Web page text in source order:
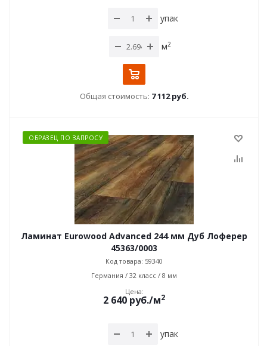
упак
м2
Общая стоимость: 7 112 руб.
ОБРАЗЕЦ ПО ЗАПРОСУ
Ламинат Eurowood Advanced 244 мм Дуб Лоферер
45363/0003
Код товара: 59340
Германия / 32 класс / 8 мм
Цена:
2 640 руб./м2
упак